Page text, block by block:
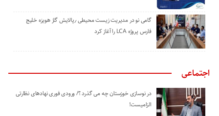
گامی نو در مدیریت زیست ‌محیطی ٫پالایش گاز هویزه خلیج
‌فارس پروژه LCA را آغاز کرد
اجتماعی
در نوسازی خوزستان چه می گذرد ؟/ ورودی فوری نهادهای نظارتی
الزامیست!